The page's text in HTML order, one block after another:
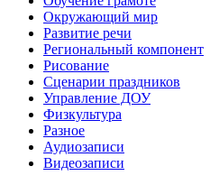
Окружающий мир
Развитие речи
Региональный компонент
Рисование
Сценарии праздников
Управление ДОУ
Физкультура
Разное
Аудиозаписи
Видеозаписи